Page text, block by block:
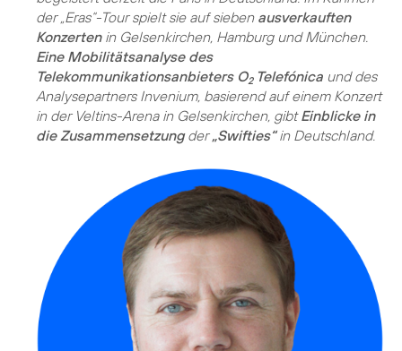
der „Eras“-Tour spielt sie auf sieben ausverkauften
Konzertenin Gelsenkirchen, Hamburg und München.
Eine Mobilitätsanalyse des
Telekommunikationsanbieters O2Telefónica und des
Analysepartners Invenium, basierend auf einem Konzert
in der Veltins-Arena in Gelsenkirchen, gibtEinblicke in
die Zusammensetzungder„Swifties“in Deutschland.